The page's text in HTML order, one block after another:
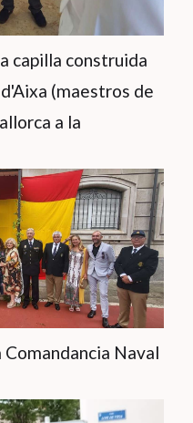
capilla construida
(maestros de
a la
Naval